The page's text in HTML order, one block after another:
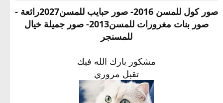
صور كول للمسن 2016- صور حبايب للمسن2027رائعة -
صور بنات مغرورات للمسن2013- صور جميلة خيال
للمسنجر
مشكور بارك الله فيك
تقبل مروري